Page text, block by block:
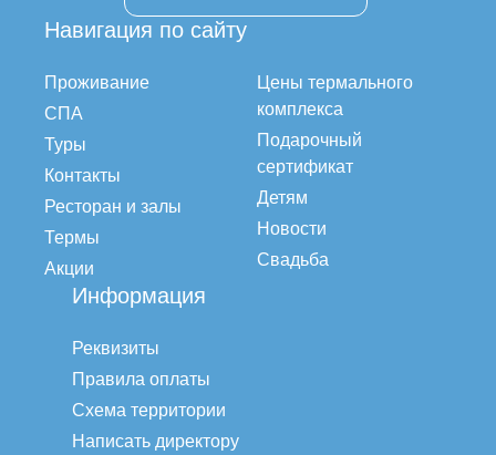
Навигация по сайту
Проживание
СПА
Туры
Контакты
Ресторан и залы
Термы
Акции
Цены термального
комплекса
Подарочный
сертификат
Детям
Новости
Свадьба
Информация
Реквизиты
Правила оплаты
Схема территории
Написать директору